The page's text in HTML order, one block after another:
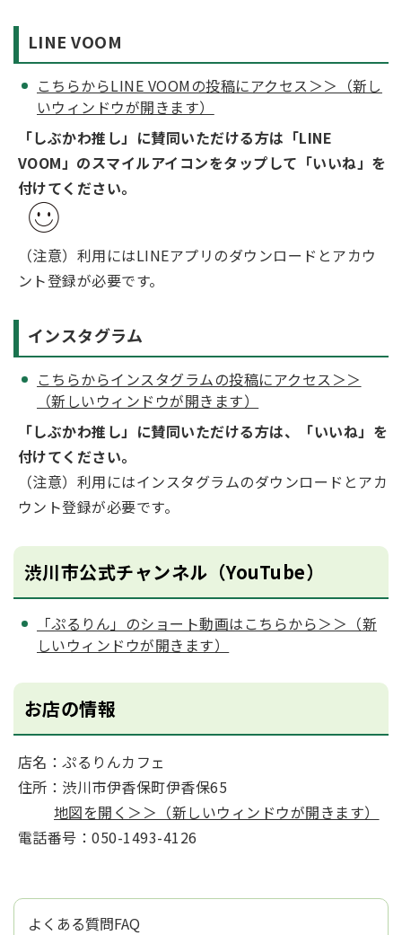
LINE VOOM
こちらからLINE VOOMの投稿にアクセス＞＞（新し
いウィンドウが開きます）
「しぶかわ推し」に賛同いただける方は「LINE
VOOM」のスマイルアイコンをタップして「いいね」を
付けてください。
（注意）利用にはLINEアプリのダウンロードとアカウ
ント登録が必要です。
インスタグラム
こちらからインスタグラムの投稿にアクセス＞＞
（新しいウィンドウが開きます）
「しぶかわ推し」に賛同いただける方は、「いいね」を
付けてください。
（注意）利用にはインスタグラムのダウンロードとアカ
ウント登録が必要です。
渋川市公式チャンネル（YouTube）
「ぷるりん」のショート動画はこちらから＞＞（新
しいウィンドウが開きます）
お店の情報
店名：ぷるりんカフェ
住所：渋川市伊⾹保町伊⾹保65
地図を開く＞＞（新しいウィンドウが開きます）
電話番号：050-1493-4126
よくある質問FAQ